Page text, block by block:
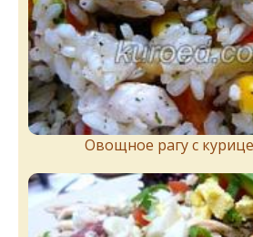
Овощное рагу с